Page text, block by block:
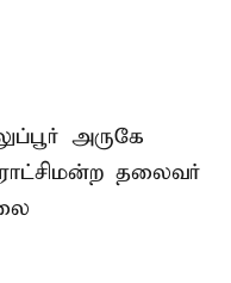
அருகே
தலைவர்